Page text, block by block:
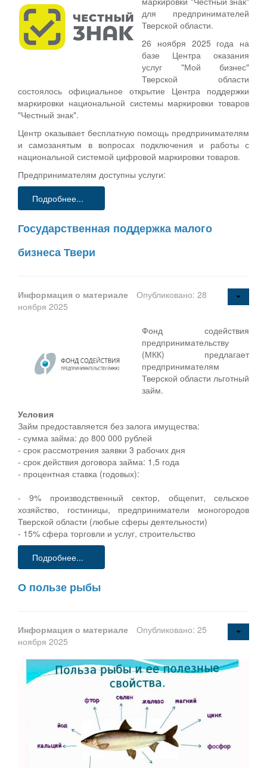
для предпринимателей
Тверской области.
26 ноября 2025 года на
базе Центра оказания
услуг "Мой бизнес"
Тверской области
состоялось официальное открытие Центра поддержки
маркировки национальной системы маркировки товаров
"Честный знак".
Центр оказывает бесплатную помощь предпринимателям
и самозанятым в вопросах подключения и работы с
национальной системой цифровой маркировки товаров.
Предпринимателям доступны услуги:
Подробнее...
Государственная поддержка малого
бизнеса Твери
Информация о материале
Опубликовано: 28
ноября 2025
Фонд содействия
предпринимательству
(МКК) предлагает
предпринимателям
Тверской области льготный
займ.
Условия
Займ предоставляется без залога имущества:
- сумма займа: до 800 000 рублей
- срок рассмотрения заявки 3 рабочих дня
- срок действия договора займа: 1,5 года
- процентная ставка (годовых):
- 9% производственный сектор, общепит, сельское
хозяйство, гостиницы, предприниматели моногородов
Тверской области (любые сферы деятельности)
- 15% сфера торговли и услуг, строительство
Подробнее...
О пользе рыбы
Информация о материале
Опубликовано: 25
ноября 2025